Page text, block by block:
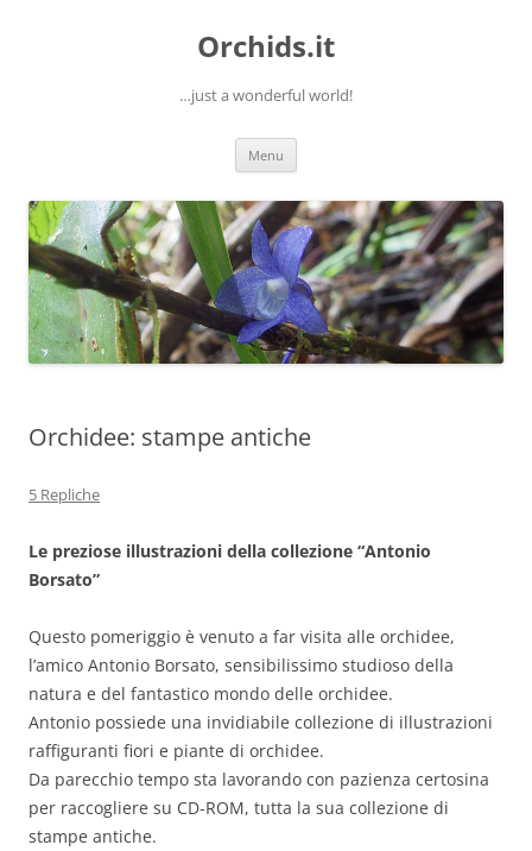
Orchids.it
…just a wonderful world!
Menu
Orchidee: stampe antiche
5 Repliche
Le preziose illustrazioni della collezione “Antonio
Borsato”
Questo pomeriggio è venuto a far visita alle orchidee,
l’amico Antonio Borsato, sensibilissimo studioso della
natura e del fantastico mondo delle orchidee.
Antonio possiede una invidiabile collezione di illustrazioni
raffiguranti fiori e piante di orchidee.
Da parecchio tempo sta lavorando con pazienza certosina
per raccogliere su CD-ROM, tutta la sua collezione di
stampe antiche.